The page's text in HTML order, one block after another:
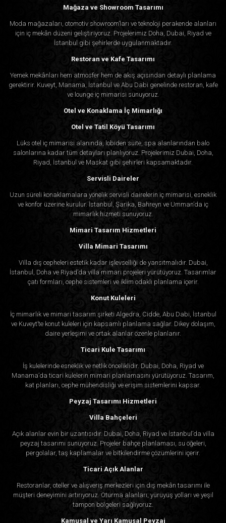
Mağaza ve Showroom Tasarımı
Moda mağazaları, otomotiv showroom’ları ve teknoloji perakende alanları
için iç mekân düzeni geliştiriyoruz. Projelerimiz Doha, Dubai, Riyad ve
İstanbul gibi şehirlerde uygulanmaktadır.
Restoran ve Kafe Tasarımı
Yemek mekânları hem atmosfer hem de akış açısından detaylı planlama
gerektirir. Kuveyt, Manama, İstanbul ve Abu Dabi genelinde restoran, kafe
ve lounge iç mimarisi sunuyoruz.
Otel ve Konaklama İç Mimarlığı
Otel ve Tatil Köyü Tasarımı
Lüks otel iç mimarisi alanında, lobiden süite, spa alanlarından balo
salonlarına kadar tüm detayları planlıyoruz. Projelerimiz Dubai, Doha,
Riyad, İstanbul ve Maskat gibi şehirleri kapsamaktadır.
Servisli Daireler
Uzun süreli konaklamalara yönelik servisli dairelerin iç mimarisi, esneklik
ve konfor üzerine kurulur. İstanbul, Şarika, Bahreyn ve Umman’da iç
mimarlık hizmeti sunuyoruz.
Mimari Tasarım Hizmetleri
Villa Mimari Tasarımı
Villa dış cepheleri estetik kadar işlevselliği de yansıtmalıdır. Dubai,
İstanbul, Doha ve Riyad’da villa mimari projeleri yürütüyoruz. Tasarımlar
çatı formları, cephe sistemleri ve iklim odaklı planlama içerir.
Konut Kuleleri
İç mimarlık ve mimari tasarım şirketi Algedra, Cidde, Abu Dabi, İstanbul
ve Kuveyt’te konut kuleleri için kapsamlı planlama sağlar. Dikey dolaşım,
daire yerleşimi ve ortak alanlar özenle planlanır.
Ticari Kule Tasarımı
İş kulelerinde esneklik ve netlik önceliklidir. Dubai, Doha, Riyad ve
Manama’da ticari kulelerin mimari planlamasını yürütüyoruz. Tasarım,
kat planları, cephe mühendisliği ve erişim sistemlerini kapsar.
Peyzaj Tasarımı Hizmetleri
Villa Bahçeleri
Açık alanlar evin bir uzantısıdır. Dubai, Doha, Riyad ve İstanbul’da villa
peyzaj tasarımı sunuyoruz. Projeler bahçe planlaması, su öğeleri,
pergolalar, taş kaplamalar ve bitkilendirme çözümlerini içerir.
Ticari Açık Alanlar
Restoranlar, oteller ve alışveriş merkezleri için dış mekân tasarımı ile
müşteri deneyimini artırıyoruz. Oturma alanları, yürüyüş yolları ve yeşil
tampon bölgeleri sağlıyoruz.
Kamusal ve Yarı Kamusal Peyzaj